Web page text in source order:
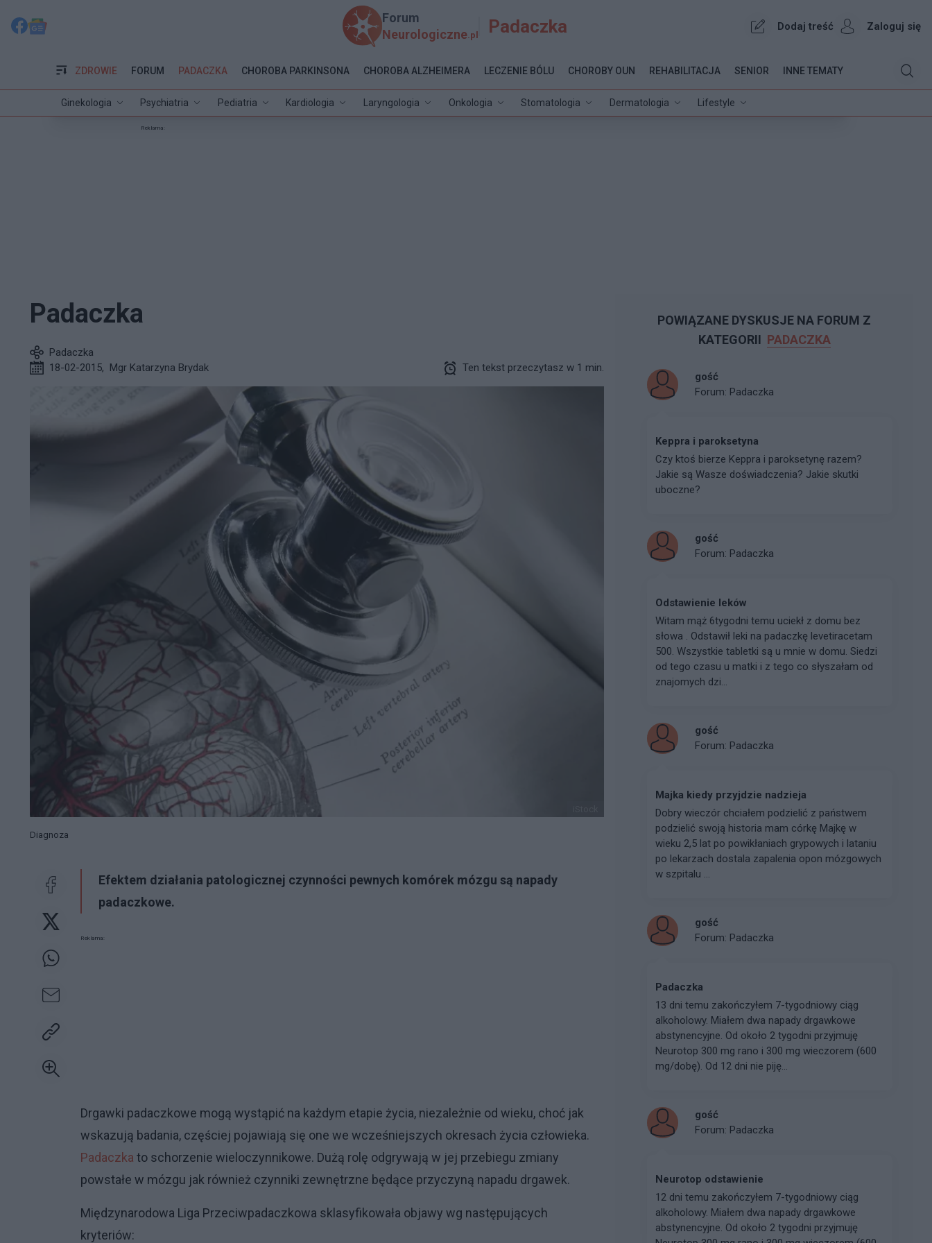
Forum
Neurologiczne .pl Padaczka Dodaj treść Zaloguj się
ZDROWIE
Ginekologia Psychiatria Pediatria Kardiologia Laryngologia Onkologia Stomatologia Dermatologia Lifestyle
FORUM PADACZKA CHOROBA PARKINSONA CHOROBA ALZHEIMERA LECZENIE BÓLU CHOROBY OUN REHABILITACJA SENIOR INNE TEMATY
Reklama:
Padaczka
Padaczka
18-02-2015, Mgr Katarzyna Brydak Ten tekst przeczytasz w 1 min.
Diagnoza
Efektem działania patologicznej czynności pewnych komórek mózgu są napady
padaczkowe.
Reklama:
Drgawki padaczkowe mogą wystąpić na każdym etapie życia, niezależnie od wieku, choć jak
wskazują badania, częściej pojawiają się one we wcześniejszych okresach życia człowieka.
Padaczka to schorzenie wieloczynnikowe. Dużą rolę odgrywają w jej przebiegu zmiany
powstałe w mózgu jak również czynniki zewnętrzne będące przyczyną napadu drgawek.
Międzynarodowa Liga Przeciwpadaczkowa sklasyfikowała objawy wg następujących
kryteriów:
POWIĄZANE DYSKUSJE NA FORUM Z
KATEGORII PADACZKA
gość
Forum: Padaczka
Keppra i paroksetyna
Czy ktoś bierze Keppra i paroksetynę razem?
Jakie są Wasze doświadczenia? Jakie skutki
uboczne?
gość
Forum: Padaczka
Odstawienie leków
Witam mąż 6tygodni temu uciekł z domu bez
słowa . Odstawił leki na padaczkę levetiracetam
500. Wszystkie tabletki są u mnie w domu. Siedzi
od tego czasu u matki i z tego co słyszałam od
znajomych dzi...
gość
Forum: Padaczka
Majka kiedy przyjdzie nadzieja
Dobry wieczór chciałem podzielić z państwem
podzielić swoją historia mam córkę Majkę w
wieku 2,5 lat po powikłaniach grypowych i lataniu
po lekarzach dostala zapalenia opon mózgowych
w szpitalu ...
gość
Forum: Padaczka
Padaczka
13 dni temu zakończyłem 7-tygodniowy ciąg
alkoholowy. Miałem dwa napady drgawkowe
abstynencyjne. Od około 2 tygodni przyjmuję
Neurotop 300 mg rano i 300 mg wieczorem (600
mg/dobę). Od 12 dni nie piję...
gość
Forum: Padaczka
Neurotop odstawienie
12 dni temu zakończyłem 7-tygodniowy ciąg
alkoholowy. Miałem dwa napady drgawkowe
abstynencyjne. Od około 2 tygodni przyjmuję